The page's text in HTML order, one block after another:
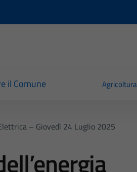
il Comune Agricoltura
– Giovedì 24 Luglio 2025